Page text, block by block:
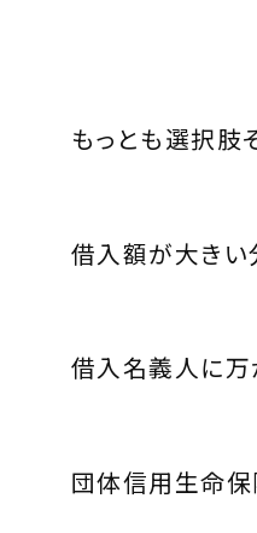
もっとも選択肢
借入額が大きい
借入名義人に万
団体信用生命保